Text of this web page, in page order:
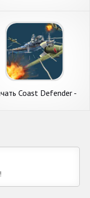
Coast Defender -